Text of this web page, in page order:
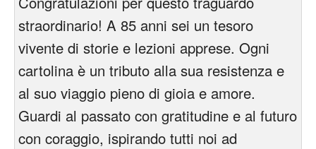
straordinario! A 85 anni sei un tesoro
vivente di storie e lezioni apprese. Ogni
cartolina è un tributo alla sua resistenza e
al suo viaggio pieno di gioia e amore.
Guardi al passato con gratitudine e al futuro
con coraggio, ispirando tutti noi ad